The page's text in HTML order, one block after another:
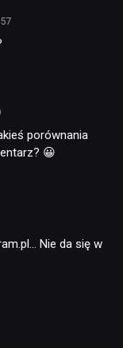
porównania
😀
Nie da się w